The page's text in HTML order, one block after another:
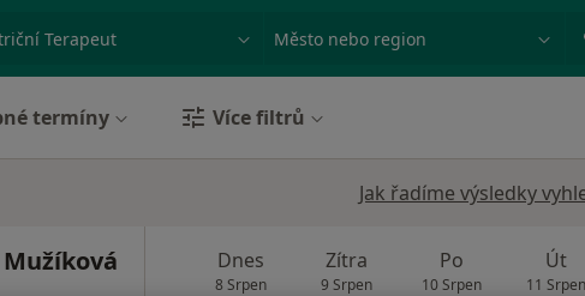
nemoc nebo příjmení Město nebo region
termíny Více filtrů
Jak řadíme výsledky
Dnes
8 Srpen
Zítra
9 Srpen
Po
10 Srpen
Út
11